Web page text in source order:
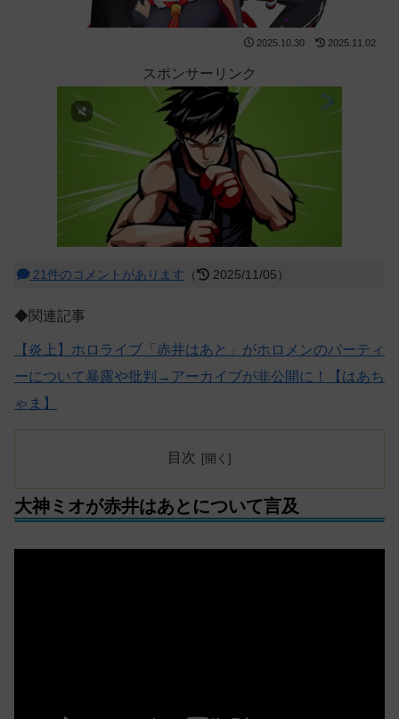
2025.10.30 2025.11.02
スポンサーリンク
21件のコメントがあります （ 2025/11/05）
◆関連記事
【炎上】ホロライブ「赤井はあと」がホロメンのパーティ
ーについて暴露や批判→アーカイブが非公開に！【はあち
ゃま】
目次
大神ミオが赤井はあとについて言及